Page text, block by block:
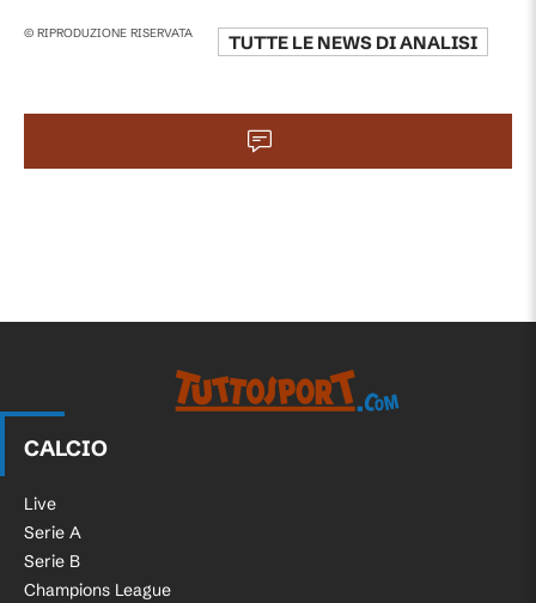
© RIPRODUZIONE RISERVATA TUTTE LE NEWS DIANALISI
CALCIO
Live
Serie A
Serie B
Champions League